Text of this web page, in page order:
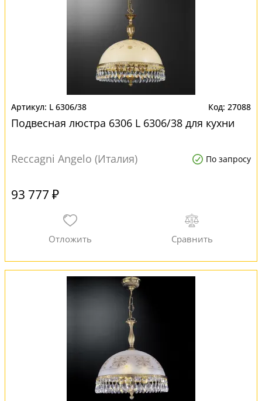
L 6306/38 27088
Подвесная люстра 6306 L 6306/38 для кухни
Reccagni Angelo (Италия) По запросу
93 777 ₽